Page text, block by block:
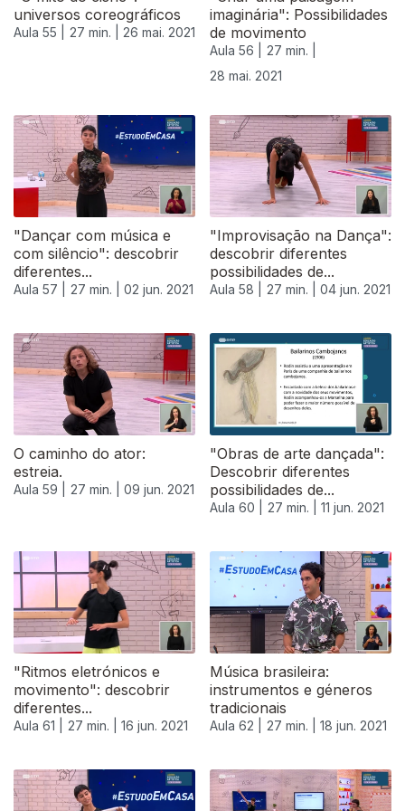
universos coreográficos
Aula 55 | 27 min. | 26 mai. 2021
imaginária": Possibilidades
de movimento
Aula 56 |
27 min. |
28 mai. 2021
"Dançar com música e
com silêncio": descobrir
diferentes...
Aula 57 | 27 min. | 02 jun. 2021
"Improvisação na Dança":
descobrir diferentes
possibilidades de...
Aula 58 | 27 min. | 04 jun. 2021
O caminho do ator:
estreia.
Aula 59 | 27 min. | 09 jun. 2021
"Obras de arte dançada":
Descobrir diferentes
possibilidades de...
Aula 60 | 27 min. | 11 jun. 2021
550535
"Ritmos eletrónicos e
movimento": descobrir
diferentes...
Aula 61 | 27 min. | 16 jun. 2021
Música brasileira:
instrumentos e géneros
tradicionais
Aula 62 | 27 min. | 18 jun. 2021